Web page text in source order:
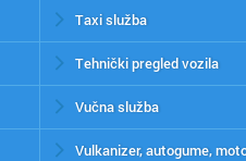
Taxi služba
Tehnički pregled vozila
Vučna služba
Vulkanizer, autogume,